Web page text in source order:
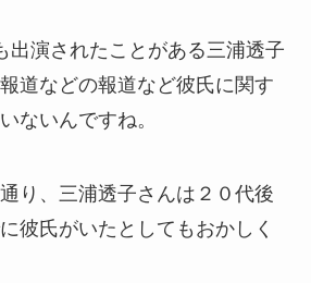
出演されたことがある三浦透子
道などの報道など彼氏に関す
ないんですね。
り、三浦透子さんは２０代後
彼氏がいたとしてもおかしく